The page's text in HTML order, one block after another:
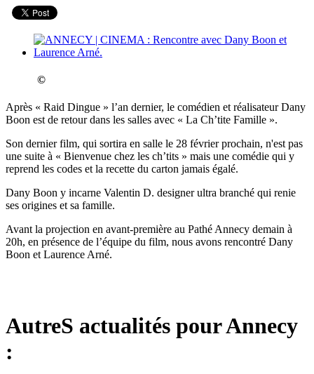
©
Après « Raid Dingue » l’an dernier, le comédien et réalisateur Dany
Boon est de retour dans les salles avec « La Ch’tite Famille ».
Son dernier film, qui sortira en salle le 28 février prochain, n'est pas
une suite à « Bienvenue chez les ch’tits » mais une comédie qui y
reprend les codes et la recette du carton jamais égalé.
Dany Boon y incarne Valentin D. designer ultra branché qui renie
ses origines et sa famille.
Avant la projection en avant-première au Pathé Annecy demain à
20h, en présence de l’équipe du film, nous avons rencontré Dany
Boon et Laurence Arné.
AutreS actualités pour Annecy
: